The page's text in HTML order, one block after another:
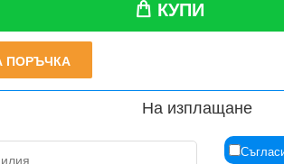
КУПИ
ПОРЪЧКА
На изплащане